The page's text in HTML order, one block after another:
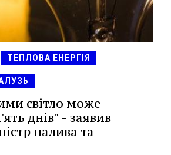
ТЕПЛОВА ЕНЕРГІЯ
світло може
днів" - заявив
палива та